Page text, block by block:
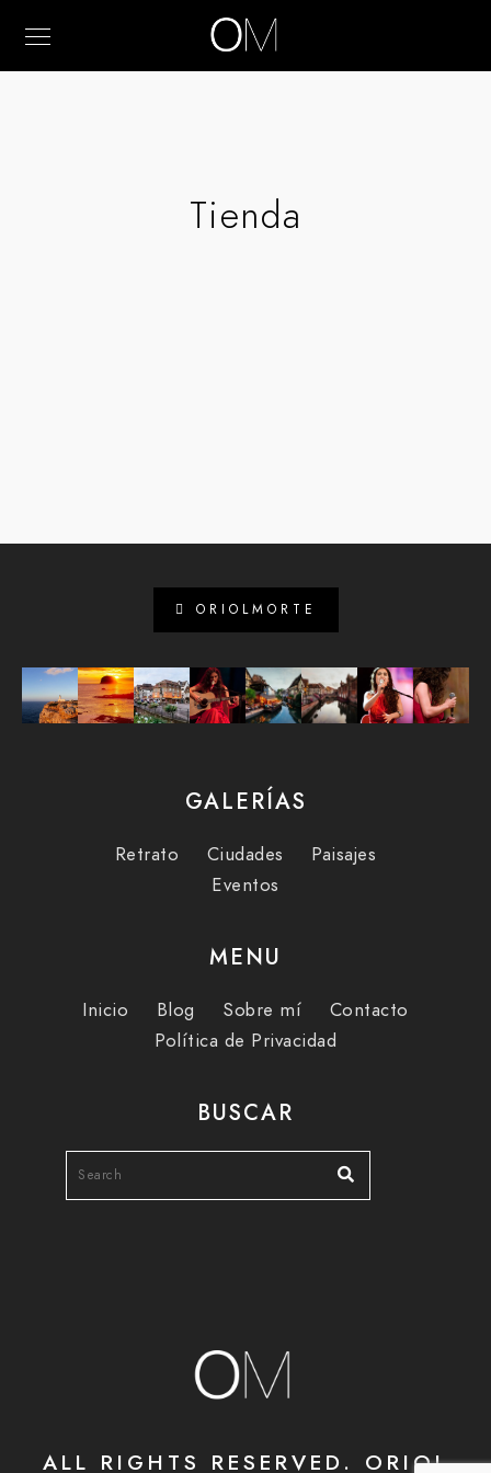
Tienda
ORIOLMORTE
GALERÍAS
Retrato Ciudades
Paisajes
Eventos
MENU
Inicio Blog Sobre mí
Contacto
Política de Privacidad
BUSCAR
ALL RIGHTS RESERVED. ORIOL